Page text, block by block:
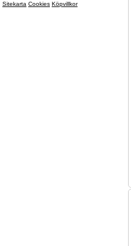
Sitekarta Cookies Köpvillkor